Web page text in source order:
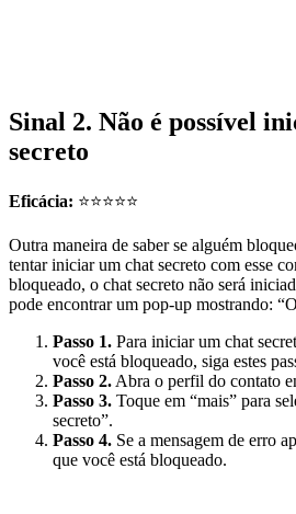
Sinal 2. Não é possível
secreto
Eficácia: ⭐⭐⭐⭐⭐
Outra maneira de saber se alguém
tentar iniciar um chat secreto com esse
bloqueado, o chat secreto não será
pode encontrar um pop-up mostrando:
Passo 1. Para iniciar um chat
você está bloqueado, siga estes
Passo 2. Abra o perfil do contato
Passo 3. Toque em “mais” para
secreto”.
Passo 4. Se a mensagem de erro
que você está bloqueado.